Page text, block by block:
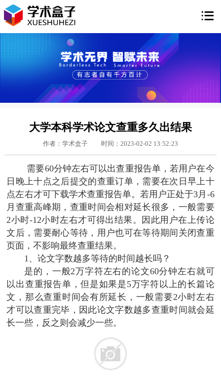

大学本科学术论文查重多久出结果
作者：学术盒子 时间：2023-02-02 13:52:23
需要60分钟左右可以出查重报告单，若用户在今
日晚上十点之后提交的查重订单，需要在次日早上十
点左右才可下载学术查重报告单。若用户正处于3月-6
月查重高峰期，查重时间会相对延长很多，一般需要
2小时-12小时左右才可得出结果。因此用户在上传论
文后，需要耐心等待，用户也可在等待期间关闭查重
页面，不影响最终查重结果。
1、论文字数越多等待的时间越长吗？
是的，一般2万字符左右的论文60分钟左右就可
以出查重报告单，但是如果是5万字符以上的长篇论
文，那么查重时间会有所延长，一般需要2小时左右
才可以查重完毕，因此论文字数越多查重时间就会延
长一些，反之则会减少一些。